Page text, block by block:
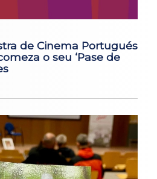
de Cinema Portugués
o seu ‘Pase de